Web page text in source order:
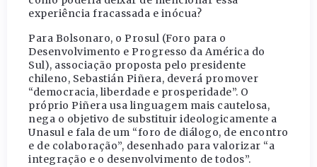
experiência fracassada e inócua?
Para Bolsonaro, o Prosul (Foro para o
Desenvolvimento e Progresso da América do
Sul), associação proposta pelo presidente
chileno, Sebastián Piñera, deverá promover
“democracia, liberdade e prosperidade”. O
próprio Piñera usa linguagem mais cautelosa,
nega o objetivo de substituir ideologicamente a
Unasul e fala de um “foro de diálogo, de encontro
e de colaboração”, desenhado para valorizar “a
integração e o desenvolvimento de todos”.